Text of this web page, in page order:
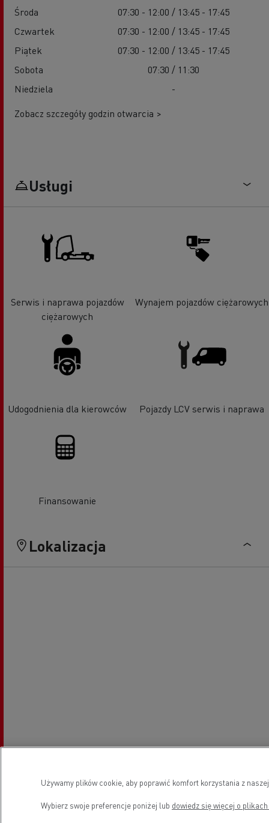
Środa
07:30 - 12:00 / 13:45 - 17:45
Czwartek
07:30 - 12:00 / 13:45 - 17:45
Piątek
07:30 - 12:00 / 13:45 - 17:45
Sobota
07:30 / 11:30
Niedziela
-
Zobacz szczegóły godzin otwarcia >
Usługi
Serwis i naprawa pojazdów
ciężarowych
Wynajem pojazdów ciężarowych
Udogodnienia dla kierowców Pojazdy LCV serwis i naprawa
Finansowanie
Lokalizacja
Używamy plików cookie, aby poprawić komfort korzystania z
Wybierz swoje preferencje poniżej lub dowiedz się więcej o